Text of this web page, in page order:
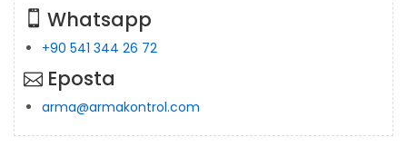
Whatsapp
+90 541 344 26 72
Eposta
arma@armakontrol.com